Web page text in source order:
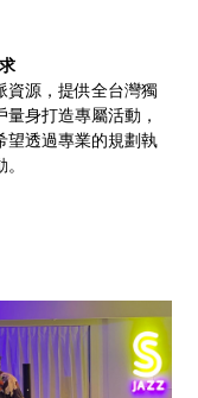
資源，提供全台灣獨
身打造專屬活動，
望透過專業的規劃執